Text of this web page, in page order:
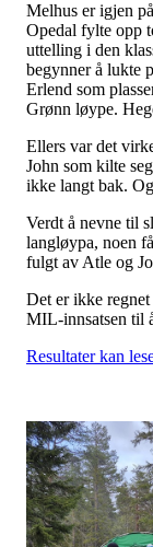
Melhus er igjen
Opedal fylte opp
uttelling i den
begynner å lukte
Erlend som
Grønn løype.
Ellers var det
John som kilte
ikke langt bak.
Verdt å nevne til
langløypa, noen
fulgt av Atle og
Det er ikke regnet
MIL-innsatsen til
Resultater kan